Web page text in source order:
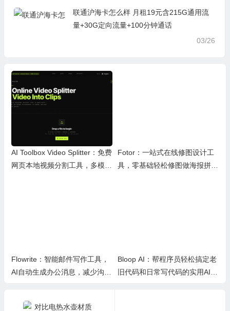
联通沪海卡怎么样 月租19元含215G通用流
量+30G定向流量+100分钟通话
03/26
AI Toolbox Video Splitter：免费
网页本地视频分割工具，多模式
Fotor：一站式在线修图设计工
具，零基础轻松修图做海报拼图
Flowrite：智能邮件写作工具，
AI自动生成办公消息，减少沟通
Bloop AI：帮程序员轻松搞定老
旧代码和日常写代码的实用AI小